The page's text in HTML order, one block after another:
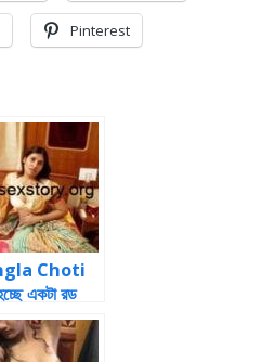
Pinterest
Choti
একটা রড
গুদে ঢুকছে…